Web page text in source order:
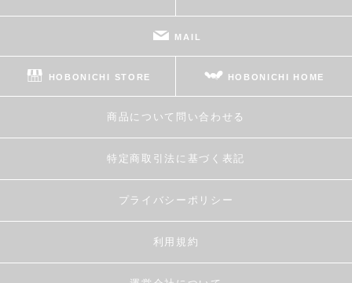
MAIL
HOBONICHI STORE HOBONICHI HOME
商品について問い合わせる
特定商取引法に基づく表記
プライバシーポリシー
利用規約